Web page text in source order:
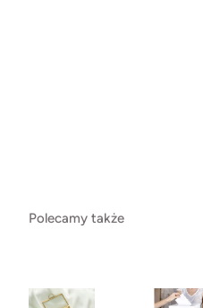
Polecamy także